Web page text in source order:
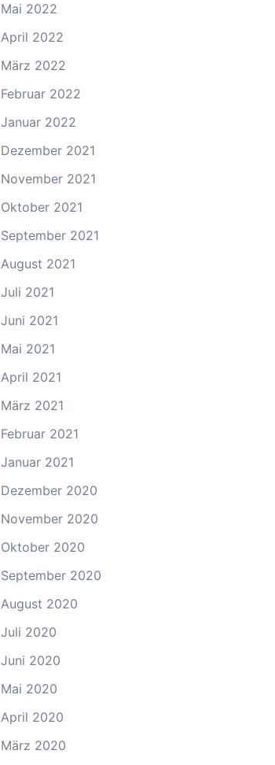
Mai 2022
April 2022
März 2022
Februar 2022
Januar 2022
Dezember 2021
November 2021
Oktober 2021
September 2021
August 2021
Juli 2021
Juni 2021
Mai 2021
April 2021
März 2021
Februar 2021
Januar 2021
Dezember 2020
November 2020
Oktober 2020
September 2020
August 2020
Juli 2020
Juni 2020
Mai 2020
April 2020
März 2020